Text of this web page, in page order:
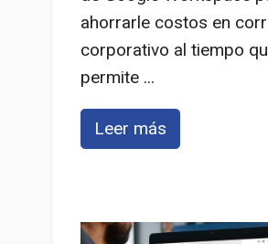
ahorrarle costos en
corporativo al tiempo
permite ...
Leer más